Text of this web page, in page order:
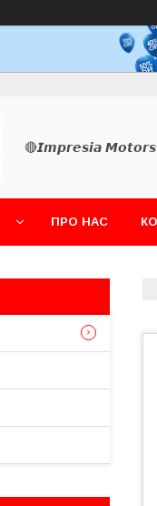
🔴𝙄𝙢𝙥𝙧𝙚𝙨𝙞𝙖 𝙈𝙤𝙩𝙤𝙧𝙨
ПРО НАС